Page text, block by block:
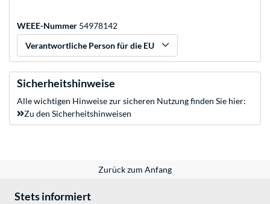
WEEE-Nummer 54978142
Verantwortliche Person für die EU
Sicherheitshinweise
Alle wichtigen Hinweise zur sicheren Nutzung finden Sie hier:
Zu den Sicherheitshinweisen
Zurück zum Anfang
Stets informiert